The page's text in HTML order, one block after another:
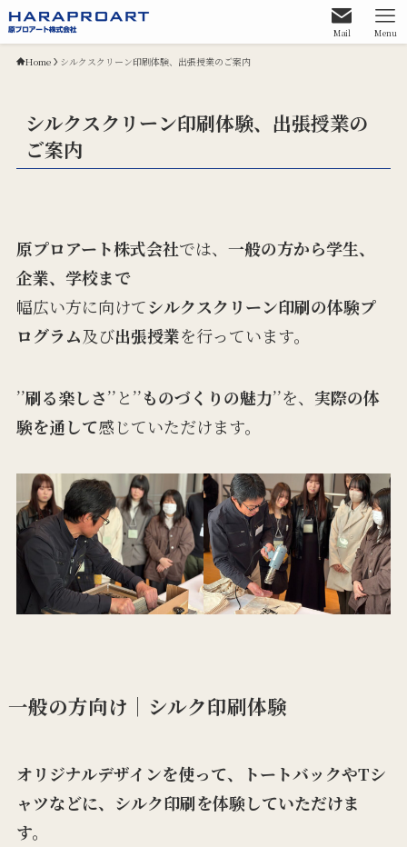
Mail Menu
Home シルクスクリーン印刷体験、出張授業のご案内
シルクスクリーン印刷体験、出張授業の
ご案内
原プロアート株式会社では、 一般の方から学生、
企業、学校まで
幅広い方に向けてシルクスクリーン印刷の体験プ
ログラム及び出張授業を行っています。
’’刷る楽しさ’’と’’ものづくりの魅力’’を、 実際の体
験を通して感じていただけます。
一般の方向け｜シルク印刷体験
オリジナルデザインを使って、トートバックやTシ
ャツなどに、シルク印刷を体験していただけま
す。